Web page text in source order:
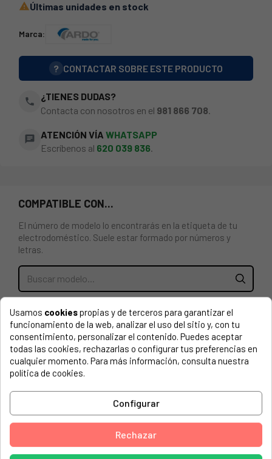
Últimas unidades en stock
Marca:
? CONTACTAR SOBRE ESTE PRODUCTO
phone
¿TIENES DUDAS?
Contacta con nosotros en el 981 866 708
chat ATENCIÓN VÍA WHATSAPP
Escríbenos al 620 039 836.
COMPATIBLE CON...
El número de modelo lo encontrarás en la etiqueta de tu
electrodoméstico. Suele estar formado por números y
letras.
BLOCAPUERTAS ARDO, ROMMER, HOOVER, METALFLEX
ZV445H1ML
ASPESLAF4101 905120103
FAGOR, CANDY L39A000I6, 89300180, FE426, METALFLEX
ZV445M2
ASPES, 4101 905120121
Usamos cookiespropias y de terceros para garantizar el
funcionamiento de la web, analizar el uso del sitio y, con tu
consentimiento, personalizar el contenido. Puedes aceptar
todas las cookies, rechazarlas o configurar tus preferencias en
cualquier momento. Para más información, consulta nuestra
política de cookies.
Configurar
Rechazar